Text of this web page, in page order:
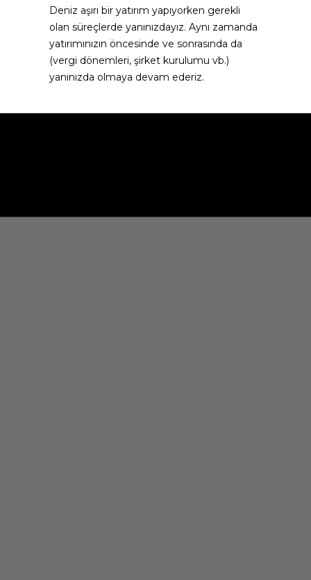
Deniz aşırı bir yatırım yapıyorken gerekli
olan süreçlerde yanınızdayız. Aynı zamanda
yatırımınızın öncesinde ve sonrasında da
(vergi dönemleri, şirket kurulumu vb.)
yanınızda olmaya devam ederiz.